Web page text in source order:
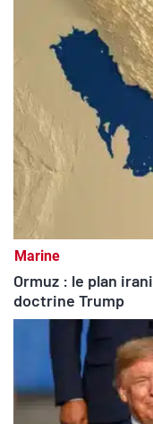
Marine
Ormuz : le plan
doctrine Trump